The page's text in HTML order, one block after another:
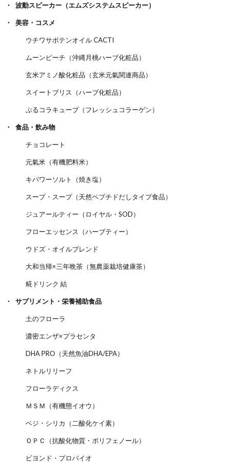
波動スピーカー（エムズシステムスピーカー）
美容・コスメ
ウチワサボテンオイル CACTI
ムーンピーチ（沖縄月桃ハーブ化粧品）
玄米アミノ酸化粧品（玄米元氣関連商品）
スイートブリス（ハーブ化粧品）
ぷるコラキューブ（フレッシュコラーゲン）
食品・飲み物
チョコレート
元氣米（有機肥料米）
キパワーソルト（焼き塩）
スープ・スープ（天然ペプチドだしタイプ食品）
ジュアールティー（ロイヤル・SOD）
フローエッセンス（ハーブティー）
ウドズ・オイルブレンド
大和当帰×三年晩茶（無農薬栽培健康茶）
糀ドリンク 結
サプリメント・栄養補助食品
土のフローラ
濃密エンザ×プラセンタ
DHA PRO（天然魚油DHA/EPA）
ネトルリリーフ
フローラディクス
ＭＳＭ（有機態イオウ）
ベジ・シリカ（二酸化ケイ素）
ＯＰＣ（抗酸化物質・ポリフェノール）
ビヨンド・プロバイオ